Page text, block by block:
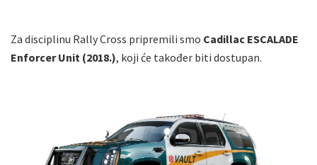
Za disciplinu Rally Cross pripremili smo Cadillac ESCALADE
Enforcer Unit (2018.), koji će također biti dostupan.